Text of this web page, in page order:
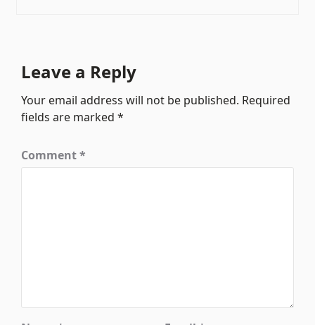
Leave a Reply
Your email address will not be published. Required
fields are marked*
Comment*